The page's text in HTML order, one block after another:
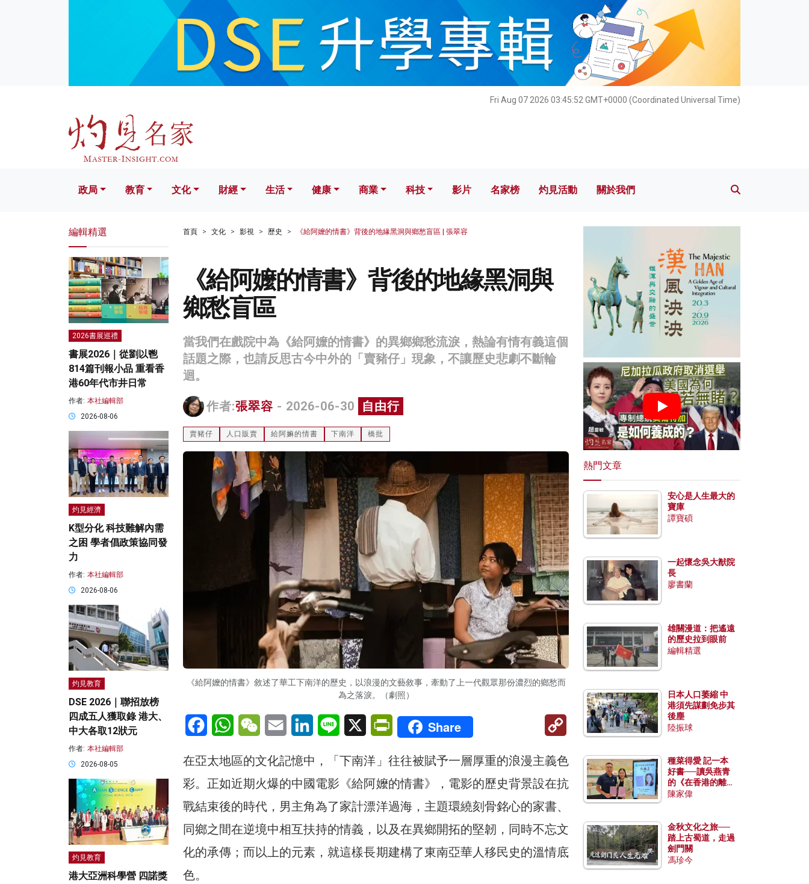
Fri Aug 07 2026 03:45:54 GMT+0000 (Coordinated Universal Time)
文化 財經 生活 健康 科技 影片 名家榜 灼見活動 關於我們
政局 教育 文化 財經 生活 健康 商業 科技 影片 名家榜 灼見活動 關於我們
首頁 文化 影視 歷史 《給阿嬤的情書》背後的地緣黑洞與鄉愁盲區 | 張翠容
《給阿嬤的情書》背後的地緣黑洞與
鄉愁盲區
當我們在戲院中為《給阿嬤的情書》的異鄉鄉愁流淚，熱論有情有義這個
話題之際，也請反思古今中外的「賣豬仔」現象，不讓歷史悲劇不斷輪
迴。
作者:張翠容 - 2026-06-30 自由行
賣豬仔 人口販賣 給阿嫲的情書 下南洋 橋批
《給阿嬤的情書》敘述了華工下南洋的歷史，以浪漫的文藝敘事，牽動了上一代觀眾那份濃烈的鄉愁而
為之落淚。（劇照）
FacebookWhatsAppWeChatEmail LinkedInLine X PrintFriendly
Share
Copy
在亞太地區的文化記憶中，「下南洋」往往被賦予一層厚重的浪漫主義色
彩。正如近期火爆的中國電影《給阿嬤的情書》，電影的歷史背景設在抗
戰結束後的時代，男主角為了家計漂洋過海，主題環繞刻骨銘心的家書、
同鄉之間在逆境中相互扶持的情義，以及在異鄉開拓的堅韌，同時不忘文
化的承傳；而以上的元素，就這樣長期建構了東南亞華人移民史的溫情底
色。
編輯精選
2026書展巡禮
書展2026｜從劉以鬯
814篇刊報小品 重看香
港60年代市井日常
作者: 本社編輯部
2026-08-06
灼見經濟
K型分化 科技難解內需
之困 學者倡政策協同發
力
作者: 本社編輯部
2026-08-06
灼見教育
DSE 2026｜聯招放榜
四成五人獲取錄 港大、
中大各取12狀元
作者: 本社編輯部
2026-08-05
灼見教育
港大亞洲科學營 四諾獎
熱門文章
安心是人生最大的
寶庫
譚寶碩
一起懷念吳大猷院
長
廖書蘭
雄關漫道：把遙遠
的歷史拉到眼前
編輯精選
日本人口萎縮 中
港須先謀劃免步其
後塵
陸振球
種菜得愛 記一本
好書──讀吳燕青
的《在香港的離島
種菜》
陳家偉
金秋文化之旅──
踏上古蜀道，走過
劍門關
馮珍今